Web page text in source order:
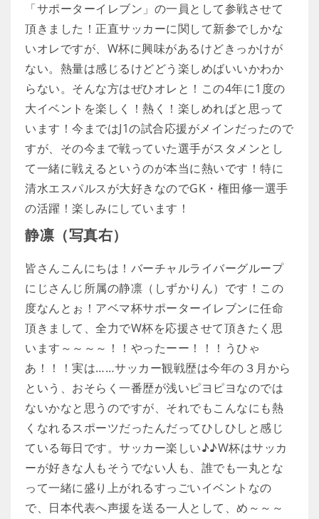
「サポーターイレブン」の一員として参戦させて
頂きました！正直サッカーに関して新参でしかな
いオレですが、W杯に興味があるけどきっかけが
ない。熱量は感じるけどどう楽しめばいいかわか
らない。そんな方はぜひオレと！この4年に1度の
大イベントを楽しく！熱く！楽しめればと思って
います！今まではJ1の試合応援がメインだったので
すが、その今まで戦っていた選手がスタメンとし
て一緒に戦えるというのが本当に熱いです！特に
清水エスパルスが大好きなのでGK・権田修一選手
の活躍！楽しみにしています！
静凛（写真右）
皆さんこんにちは！バーチャルライバーグループ
にじさんじ所属の静凛（しずかりん）です！この
度なんとぉ！アベマ杯サポーターイレブンに任命
頂きまして、全力でW杯を応援させて頂きたく思
います～～～～！！やったーー！！！うひゃ
あ！！！実は……サッカー観戦歴は今年の３月から
という、おそらく一番歴が浅いピヨピヨなのでは
ないかなと思うのですが、それでもこんなにも熱
くなれるスポーツだったんだってひしひしと感じ
ている毎日です。サッカー楽しい♪♪W杯はサッカ
ーが好きな人もそうでない人も、誰でも一丸とな
って一緒に盛り上がれるすっごいイベントなの
で、日本代表へ声援を送る一人として、め～～～